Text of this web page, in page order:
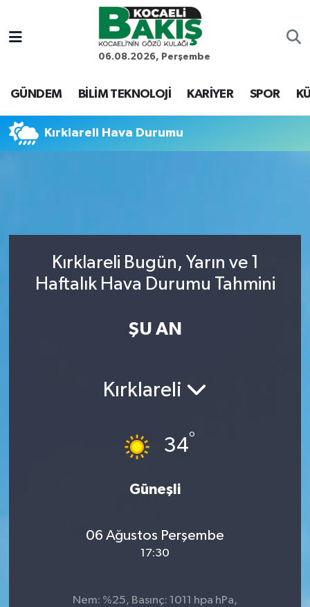
06.08.2026, Perşembe
GÜNDEM BİLİM TEKNOLOJİ KARİYER SPOR
Kırklareli Hava Durumu
Kırklareli Bugün, Yarın ve 1
Haftalık Hava Durumu Tahmini
ŞU AN
Kırklareli
34°
Güneşli
06 Ağustos Perşembe
17:30
Nem: %25, Basınç: 1011 hpa hPa,
Kocaeli Nöbetçi Eczaneler
Kocaeli Hava Durumu
Haber Arşivi